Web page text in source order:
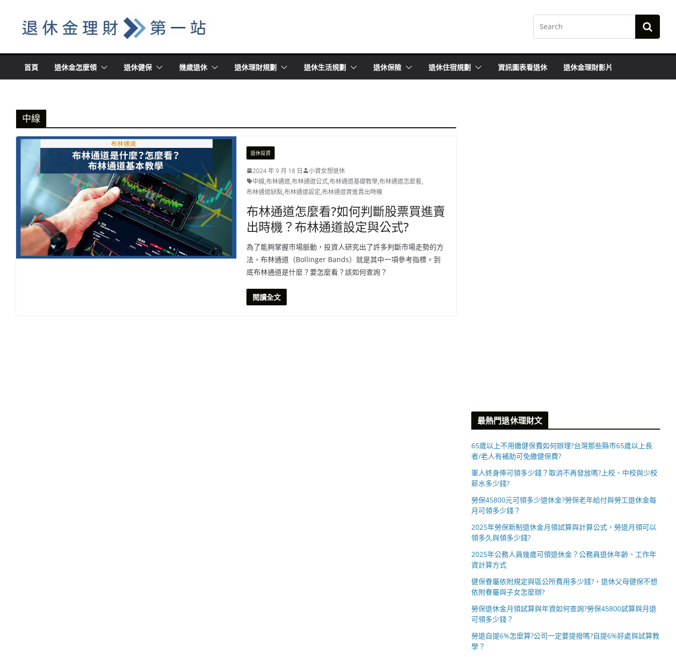
content
首頁 退休金怎麼領 退休健保 幾歲退休 退休理財規劃 退休生活規劃 退休保險 退休住宿規劃 資訊圖表看退休 退休金理財影片
中線
退休投資
2024 年 9 月 18 日
小資女想退休
中線,布林通道,布林通道公式,布林通道基礎教學,布林通道怎麼看,
布林通道缺點,布林通道設定,布林通道買進賣出時機
布林通道怎麼看?如何判斷股票買進賣
出時機？布林通道設定與公式?
為了能夠掌握市場脈動，投資人研究出了許多判斷市場走勢的方
法，布林通道（Bollinger Bands）就是其中一項參考指標。到
底布林通道是什麼？要怎麼看？該如何查詢？
閱讀全文
最熱門退休理財文
65歲以上不用繳健保費如何辦理?台灣那些縣市65歲以上長
者/老人有補助可免繳健保費?
軍人終身俸可領多少錢？取消不再發放嗎?上校、中校與少校
薪水多少錢?
勞保45800元可領多少退休金?勞保老年給付與勞工退休金每
月可領多少錢？
2025年勞保新制退休金月領試算與計算公式，勞退月領可以
領多久與領多少錢?
2025年公務人員幾歲可領退休金？公務員退休年齡、工作年
資計算方式
健保眷屬依附規定與區公所費用多少錢?，退休父母健保不想
依附眷屬與子女怎麼辦?
勞保退休金月領試算與年資如何查詢?勞保45800試算與月退
可領多少錢？
勞退自提6%怎麼算?公司一定要提撥嗎?自提6%好處與試算教
學？